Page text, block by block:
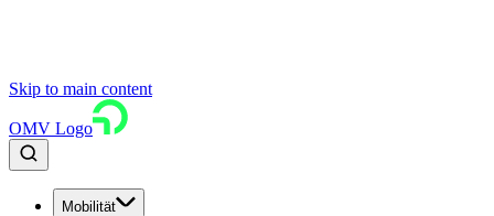
Skip to main content
OMV Logo
Mobilität